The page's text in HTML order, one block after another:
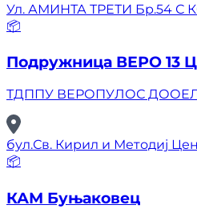
Ул. АМИНТА ТРЕТИ Бр.54 С
📦
Подружница ВЕРО 13
ТДППУ ВЕРОПУЛОС ДООЕЛ
бул.Св. Кирил и Методиј
📦
КАМ Буњаковец